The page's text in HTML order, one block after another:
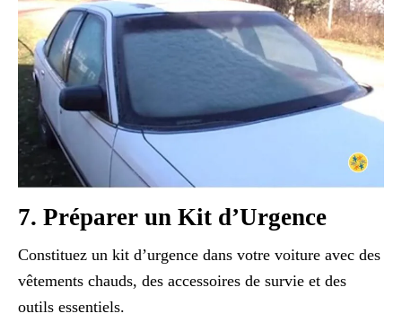
7. Préparer un Kit d’Urgence
Constituez un kit d’urgence dans votre voiture avec des
vêtements chauds, des accessoires de survie et des
outils essentiels.